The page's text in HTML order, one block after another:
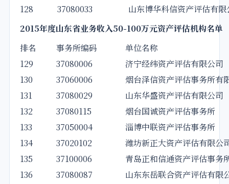
128
37080033
山东博华科信资产评估有限
2015年度山东省业务收入50-100万元资产评估机构名单
排名
事务所编码
单位名称
129
37080006
济宁经纬资产评估有限公司
130
37060006
烟台泽信资产评估事务所有
131
37080029
山东华盛资产评估有限公司
132
37080115
烟台国诚资产评估事务所
133
37050004
淄博中联资产评估事务所
134
37020102
潍坊新正大资产评估有限公
135
37100006
青岛正和信通资产评估事务
136
37080087
山东东岳联合资产评估有限